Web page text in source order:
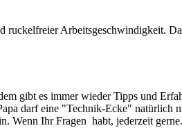
ruckelfreier Arbeitsgeschwindigkeit.
gibt es immer wieder Tipps und
darf eine "Technik-Ecke" natürlich
Wenn Ihr Fragen habt, jederzeit